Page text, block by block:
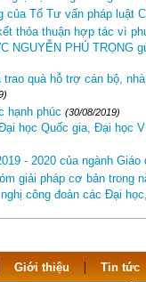
của Tổ Tư vấn pháp luật
thỏa thuận hợp tác vì
NGUYỄN PHÚ TRỌNG
quà hỗ trợ cán bộ,
hạnh phúc (30/08/2019)
học Quốc gia, Đại học
- 2020 của ngành Giáo
giải pháp cơ bản trong
công đoàn các Đại
Giới thiệu | Tin tức